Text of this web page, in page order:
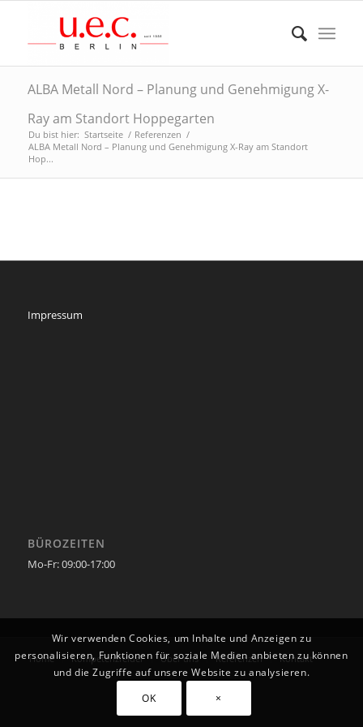
ALBA Metall Nord – Planung und Genehmigung X-
Ray am Standort Hoppegarten
Du bist hier: Startseite / Referenzen /
ALBA Metall Nord – Planung und Genehmigung X-Ray am Standort
Hop...
Impressum
BÜROZEITEN
Mo-Fr: 09:00-17:00
Home Kompetenzfelder Über uns Referenzen Kontakt
Wir verwenden Cookies, um Inhalte und Anzeigen zu
personalisieren, Funktionen für soziale Medien anbieten zu können
und die Zugriffe auf unsere Website zu analysieren.
OK
×